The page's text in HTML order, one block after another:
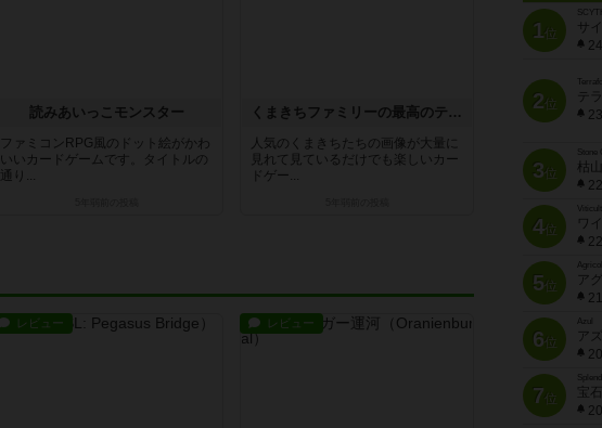
読みあいっこモンスター
ファミコンRPG風のドット絵がかわ
いいカードゲームです。タイトルの
通り...
くまきちファミリーの最高のティータイム
人気のくまきちたちの画像が大量に
見れて見ているだけでも楽しいカー
ドゲー...
レビュー レビュー
1位
サ
2位
テ
3位
Stone
枯
4位
ワ
5位
ア
6位
Azul
ア
7位
宝